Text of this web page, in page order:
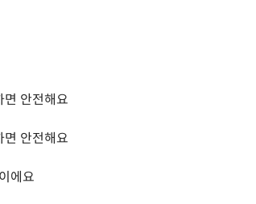
면 안전해요
면 안전해요
에요